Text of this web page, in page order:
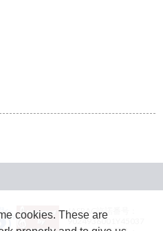
JASRAC許諾番号：
9024936001Y45037
cookies. These are